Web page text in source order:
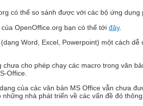
có thể so sánh được với các bộ ứng dụng
OpenOffice.org bạn có thể tớiđây.
Word, Excel, Powerpoint) một cách
chưa cho phép chạy các macro trong văn
Office.
của các văn bản MS Office vẫn chưa
những nhà phát triển về các vấn đề đó